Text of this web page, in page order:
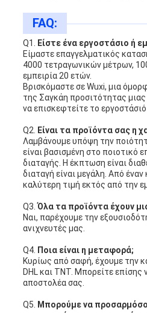
FAQ:
Q1.
Είστε ένα εργοστάσιο ή
Είμαστε επαγγελματικός
4000 τετραγωνικών μέτρων,
εμπειρία 20 ετών.
Βρισκόμαστε σε Wuxi, μια
της Σαγκάη προσιτότητας
να επισκεφτείτε το εργοστάσιό
Q2.
Είναι τα προϊόντα σας η
Λαμβάνουμε υπόψη την
είναι βασισμένη στο ποιοτικό
διαταγής. Η έκπτωση είναι
διαταγή είναι μεγάλη. Από
καλύτερη τιμή εκτός από την
Q3.Όλα τα προϊόντα έχουν
Ναι, παρέχουμε την
ανιχνευτές μας.
Q4. Ποια είναι η μεταφορά;
Κυρίως από σαφή, έχουμε την
DHL και TNT. Μπορείτε επίσης
αποστολέα σας.
Q5.
Μπορούμε να